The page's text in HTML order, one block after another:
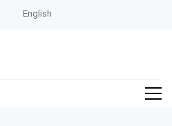
English